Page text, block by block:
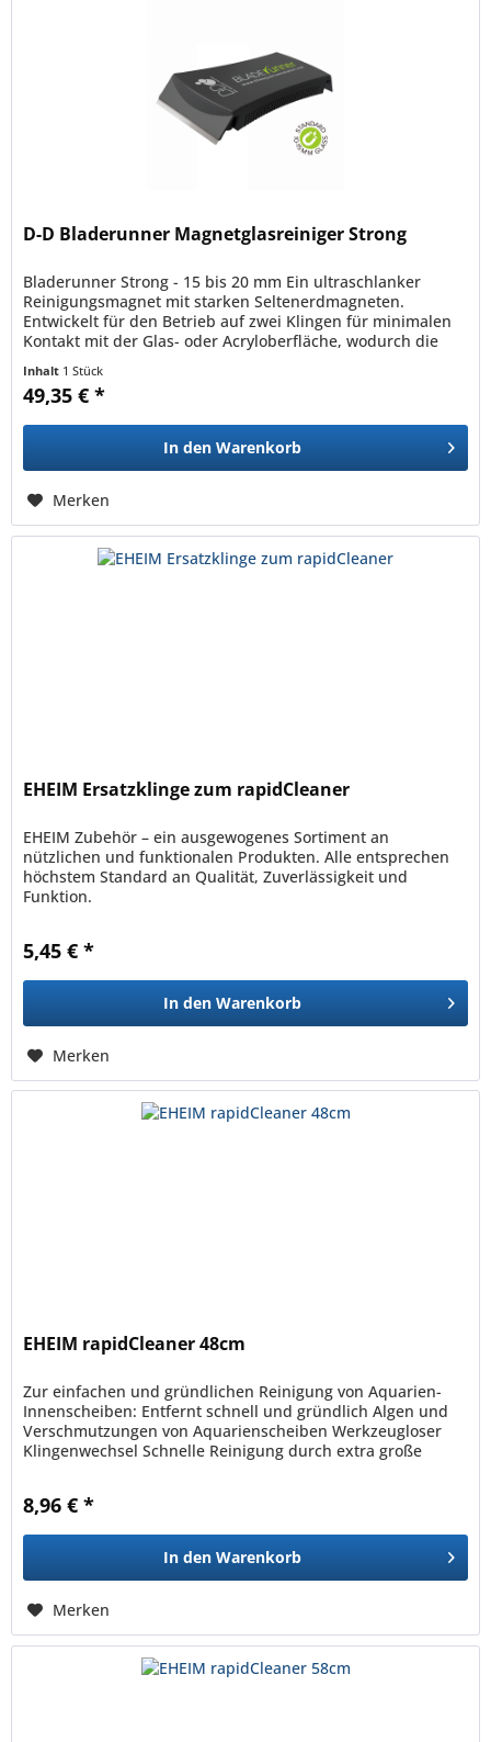
D-D Bladerunner Magnetglasreiniger Strong
Bladerunner Strong - 15 bis 20 mm Ein ultraschlanker
Reinigungsmagnet mit starken Seltenerdmagneten.
Entwickelt für den Betrieb auf zwei Klingen für minimalen
Kontakt mit der Glas- oder Acryloberfläche, wodurch die
Inhalt 1 Stück
49,35 € *
In den Warenkorb
Merken
EHEIM Ersatzklinge zum rapidCleaner
EHEIM Zubehör – ein ausgewogenes Sortiment an
nützlichen und funktionalen Produkten. Alle entsprechen
höchstem Standard an Qualität, Zuverlässigkeit und
Funktion.
5,45 € *
In den Warenkorb
Merken
EHEIM rapidCleaner 48cm
Zur einfachen und gründlichen Reinigung von Aquarien-
Innenscheiben: Entfernt schnell und gründlich Algen und
Verschmutzungen von Aquarienscheiben Werkzeugloser
Klingenwechsel Schnelle Reinigung durch extra große
8,96 € *
In den Warenkorb
Merken